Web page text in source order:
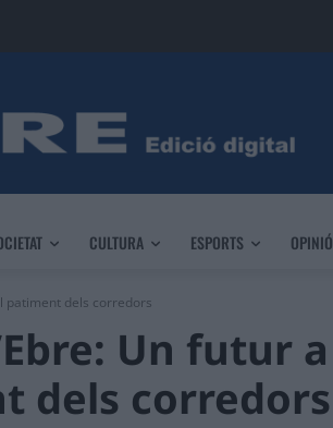
CULTURA ESPORTS OPINIÓ
patiment dels corredors
Un futur a
dels corredors